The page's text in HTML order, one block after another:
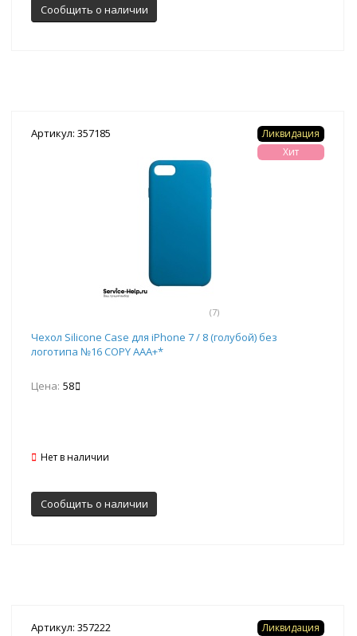
Сообщить о наличии
Артикул: 357185
(7)
Ликвидация
Хит
Чехол Silicone Case для iPhone 7 / 8 (голубой) без
логотипа №16 COPY AAA+*
Цена: 58
Нет в наличии
Сообщить о наличии
Артикул: 357222 Ликвидация